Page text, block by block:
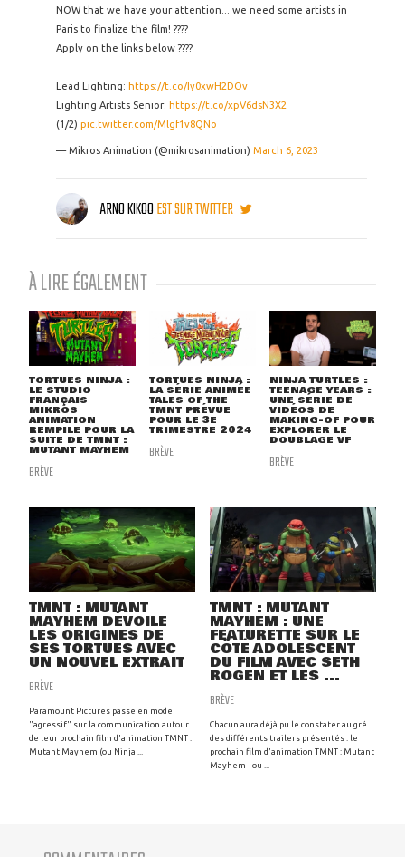
NOW that we have your attention... we need some artists in
Paris to finalize the film! ????
Apply on the links below ????
Lead Lighting: https://t.co/Iy0xwH2DOv
Lighting Artists Senior: https://t.co/xpV6dsN3X2
(1/2) pic.twitter.com/Mlgf1v8QNo
— Mikros Animation (@mikrosanimation) March 6, 2023
ARNO KIKOOEST SUR TWITTER
À LIRE ÉGALEMENT
TORTUES NINJA :
LE STUDIO
FRANÇAIS
MIKROS
ANIMATION
REMPILE POUR LA
SUITE DE TMNT :
MUTANT MAYHEM
BRÈVE
TORTUES NINJA :
LA SÉRIE ANIMÉE
TALES OF THE
TMNT PRÉVUE
POUR LE 3E
TRIMESTRE 2024
BRÈVE
NINJA TURTLES :
TEENAGE YEARS :
UNE SÉRIE DE
VIDÉOS DE
MAKING-OF POUR
EXPLORER LE
DOUBLAGE VF
BRÈVE
TMNT : MUTANT
MAYHEM DÉVOILE
LES ORIGINES DE
SES TORTUES AVEC
UN NOUVEL EXTRAIT
BRÈVE
Paramount Pictures passe en mode
"agressif" sur la communication autour
de leur prochain film d'animation TMNT :
Mutant Mayhem (ou Ninja ...
TMNT : MUTANT
MAYHEM : UNE
FEATURETTE SUR LE
CÔTÉ ADOLESCENT
DU FILM AVEC SETH
ROGEN ET LES ...
BRÈVE
Chacun aura déjà pu le constater au gré
des différents trailers présentés : le
prochain film d'animation TMNT : Mutant
Mayhem - ou ...